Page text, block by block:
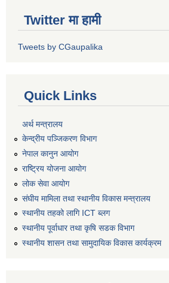
Twitter मा हामी
Tweets by CGaupalika
Quick Links
अर्थ मन्त्रालय
केन्द्रीय पञ्जिकरण विभाग
नेपाल कानुन आयोग
राष्ट्रिय योजना आयोग
लोक सेवा आयोग
संघीय मामिला तथा स्थानीय विकास मन्त्रालय
स्थानीय तहको लागि ICT ब्लग
स्थानीय पूर्वाधार तथा कृषि सडक विभाग
स्थानीय शासन तथा सामुदायिक विकास कार्यक्रम